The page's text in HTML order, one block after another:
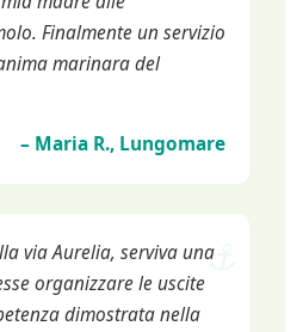
Finalmente un servizio
marinara del
– Maria R., Lungomare
via Aurelia, serviva una
organizzare le uscite
dimostrata nella